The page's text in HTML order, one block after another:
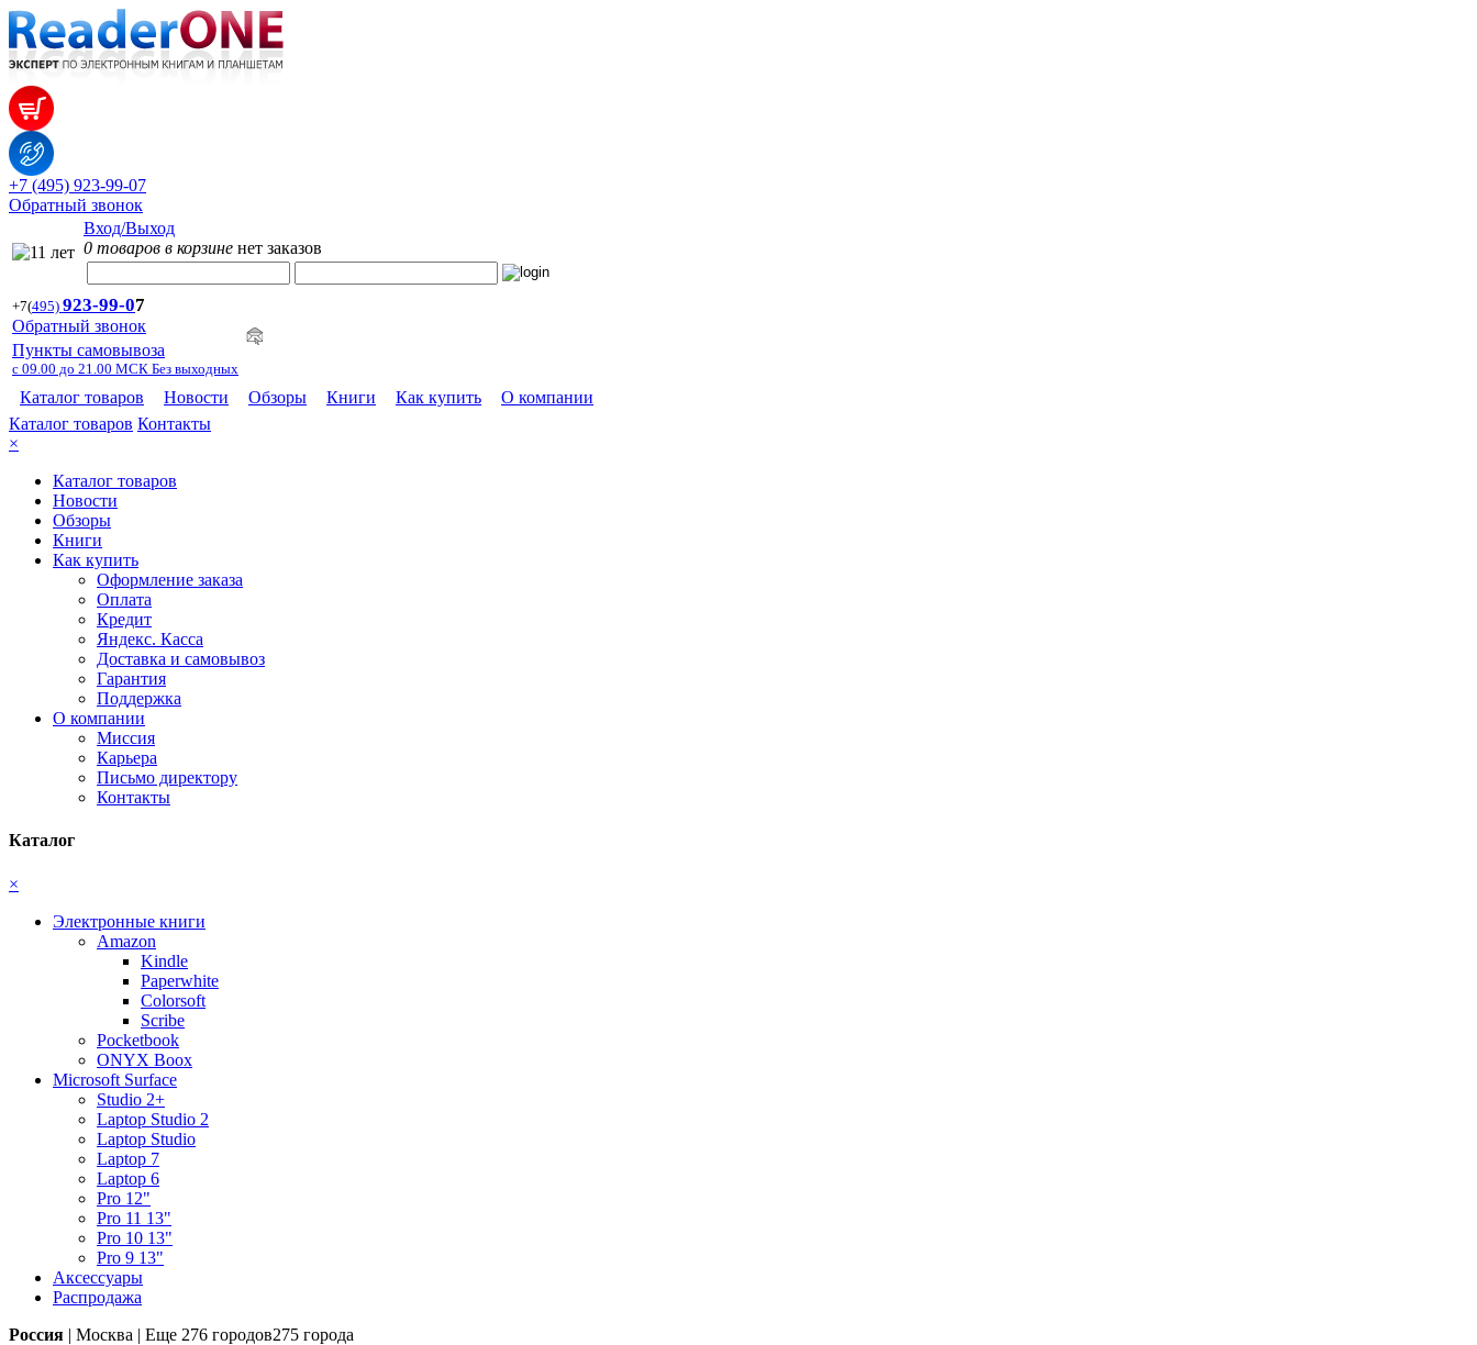
+7 (495) 923-99-07
Обратный звонок
Вход/Выход
0 товаров в корзине нет заказов
+7(495) 923-99-07
Обратный звонок
Пункты самовывоза
с 09.00 до 21.00 МСК Без выходных
Каталог товаров Новости Обзоры Книги Как купить
О компании
Каталог товаров Контакты
×
Каталог товаров
Новости
Обзоры
Книги
Как купить
Оформление заказа
Оплата
Кредит
Яндекс. Касса
Доставка и самовывоз
Гарантия
Поддержка
О компании
Миссия
Карьера
Письмо директору
Контакты
Каталог
×
Электронные книги
Amazon
Kindle
Paperwhite
Colorsoft
Scribe
Pocketbook
ONYX Boox
Microsoft Surface
Studio 2+
Laptop Studio 2
Laptop Studio
Laptop 7
Laptop 6
Pro 12"
Pro 11 13"
Pro 10 13"
Pro 9 13"
Аксессуары
Распродажа
Россия | Москва | Еще 276 городов275 города